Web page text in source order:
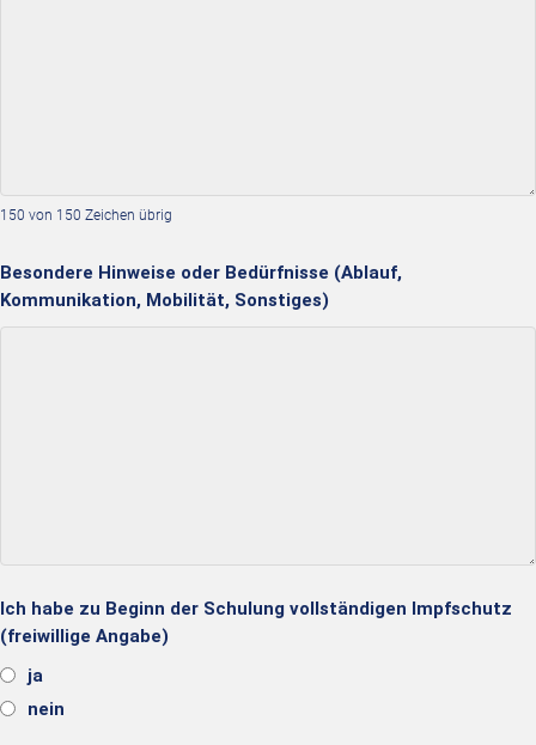
150 von 150 Zeichen übrig
Besondere Hinweise oder Bedürfnisse (Ablauf,
Kommunikation, Mobilität, Sonstiges)
Ich habe zu Beginn der Schulung vollständigen Impfschutz
(freiwillige Angabe)
ja
nein